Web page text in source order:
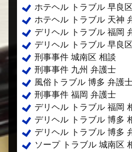
ホテヘル トラブル 早良
ホテヘル トラブル 天神
デリヘル トラブル 福岡
デリヘル トラブル 早良
刑事事件 城南区 相談
刑事事件 九州 弁護士
風俗トラブル 博多 弁護
刑事事件 福岡 弁護士
デリヘル トラブル 福岡
デリヘル トラブル 博多
デリヘル トラブル 博多
ソープ トラブル 城南区